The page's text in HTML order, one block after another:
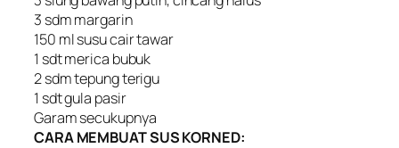
3 sdm margarin
150 ml susu cair tawar
1 sdt merica bubuk
2 sdm tepung terigu
1 sdt gula pasir
Garam secukupnya
CARA MEMBUAT SUS KORNED: